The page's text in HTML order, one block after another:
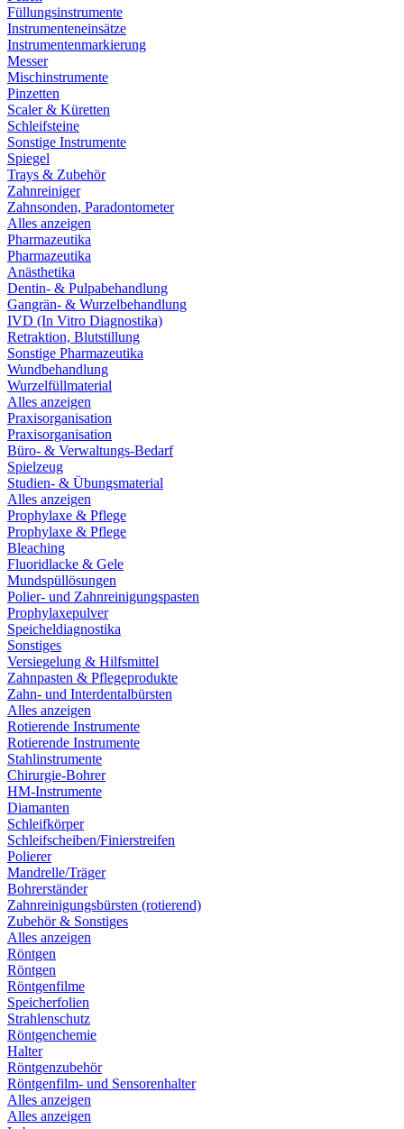
Füllungsinstrumente
Instrumenteneinsätze
Instrumentenmarkierung
Messer
Mischinstrumente
Pinzetten
Scaler & Küretten
Schleifsteine
Sonstige Instrumente
Spiegel
Trays & Zubehör
Zahnreiniger
Zahnsonden, Paradontometer
Alles anzeigen
Pharmazeutika
Pharmazeutika
Anästhetika
Dentin- & Pulpabehandlung
Gangrän- & Wurzelbehandlung
IVD (In Vitro Diagnostika)
Retraktion, Blutstillung
Sonstige Pharmazeutika
Wundbehandlung
Wurzelfüllmaterial
Alles anzeigen
Praxisorganisation
Praxisorganisation
Büro- & Verwaltungs-Bedarf
Spielzeug
Studien- & Übungsmaterial
Alles anzeigen
Prophylaxe & Pflege
Prophylaxe & Pflege
Bleaching
Fluoridlacke & Gele
Mundspüllösungen
Polier- und Zahnreinigungspasten
Prophylaxepulver
Speicheldiagnostika
Sonstiges
Versiegelung & Hilfsmittel
Zahnpasten & Pflegeprodukte
Zahn- und Interdentalbürsten
Alles anzeigen
Rotierende Instrumente
Rotierende Instrumente
Stahlinstrumente
Chirurgie-Bohrer
HM-Instrumente
Diamanten
Schleifkörper
Schleifscheiben/Finierstreifen
Polierer
Mandrelle/Träger
Bohrerständer
Zahnreinigungsbürsten (rotierend)
Zubehör & Sonstiges
Alles anzeigen
Röntgen
Röntgen
Röntgenfilme
Speicherfolien
Strahlenschutz
Röntgenchemie
Halter
Röntgenzubehör
Röntgenfilm- und Sensorenhalter
Alles anzeigen
Alles anzeigen